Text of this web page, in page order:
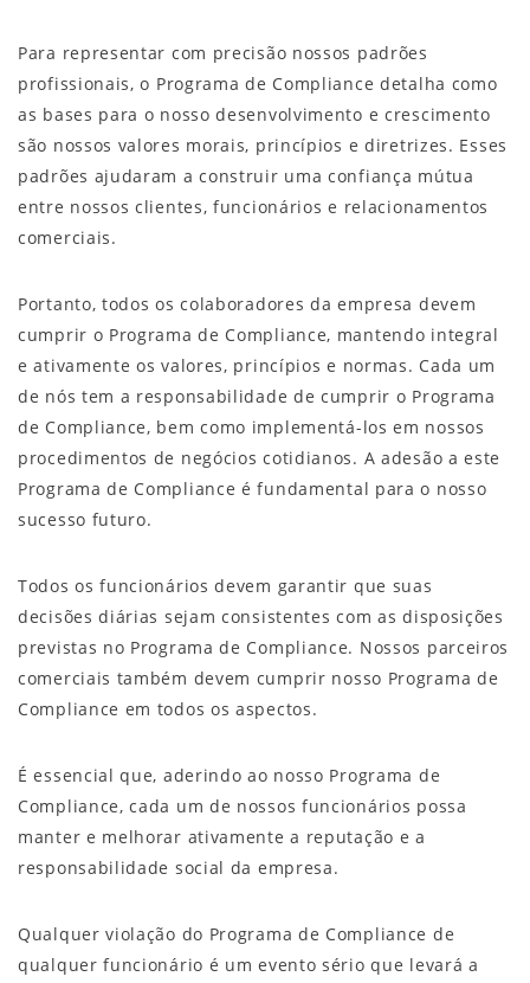
Para representar com precisão nossos padrões
profissionais, o Programa de Compliance detalha como
as bases para o nosso desenvolvimento e crescimento
são nossos valores morais, princípios e diretrizes. Esses
padrões ajudaram a construir uma confiança mútua
entre nossos clientes, funcionários e relacionamentos
comerciais.
Portanto, todos os colaboradores da empresa devem
cumprir o Programa de Compliance, mantendo integral
e ativamente os valores, princípios e normas. Cada um
de nós tem a responsabilidade de cumprir o Programa
de Compliance, bem como implementá-los em nossos
procedimentos de negócios cotidianos. A adesão a este
Programa de Compliance é fundamental para o nosso
sucesso futuro.
Todos os funcionários devem garantir que suas
decisões diárias sejam consistentes com as disposições
previstas no Programa de Compliance. Nossos parceiros
comerciais também devem cumprir nosso Programa de
Compliance em todos os aspectos.
É essencial que, aderindo ao nosso Programa de
Compliance, cada um de nossos funcionários possa
manter e melhorar ativamente a reputação e a
responsabilidade social da empresa.
Qualquer violação do Programa de Compliance de
qualquer funcionário é um evento sério que levará a